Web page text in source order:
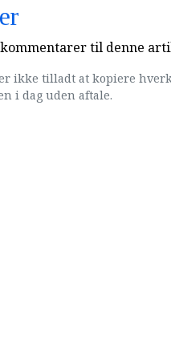
til denne
er ikke tilladt at kopiere
i dag uden aftale.